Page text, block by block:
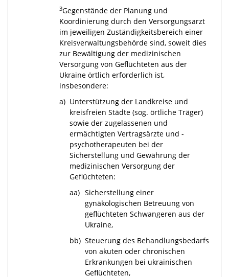
3Gegenstände der Planung und
Koordinierung durch den Versorgungsarzt
im jeweiligen Zuständigkeitsbereich einer
Kreisverwaltungsbehörde sind, soweit dies
zur Bewältigung der medizinischen
Versorgung von Geflüchteten aus der
Ukraine örtlich erforderlich ist,
insbesondere:
a) Unterstützung der Landkreise und
kreisfreien Städte (sog. örtliche Träger)
sowie der zugelassenen und
ermächtigten Vertragsärzte und -
psychotherapeuten bei der
Sicherstellung und Gewährung der
medizinischen Versorgung der
Geflüchteten:
aa) Sicherstellung einer
gynäkologischen Betreuung von
geflüchteten Schwangeren aus der
Ukraine,
bb) Steuerung des Behandlungsbedarfs
von akuten oder chronischen
Erkrankungen bei ukrainischen
Geflüchteten,